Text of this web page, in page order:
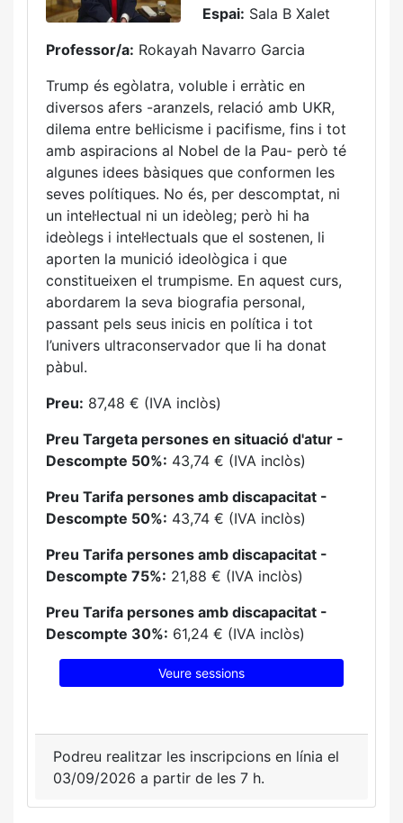
Espai: Sala B Xalet
Professor/a: Rokayah Navarro Garcia
Trump és egòlatra, voluble i erràtic en
diversos afers -aranzels, relació amb UKR,
dilema entre bel·licisme i pacifisme, fins i tot
amb aspiracions al Nobel de la Pau- però té
algunes idees bàsiques que conformen les
seves polítiques. No és, per descomptat, ni
un intel·lectual ni un ideòleg; però hi ha
ideòlegs i intel·lectuals que el sostenen, li
aporten la munició ideològica i que
constitueixen el trumpisme. En aquest curs,
abordarem la seva biografia personal,
passant pels seus inicis en política i tot
l’univers ultraconservador que li ha donat
pàbul.
Preu: 87,48 € (IVA inclòs)
Preu Targeta persones en situació d'atur -
Descompte 50%: 43,74 € (IVA inclòs)
Preu Tarifa persones amb discapacitat -
Descompte 50%: 43,74 € (IVA inclòs)
Preu Tarifa persones amb discapacitat -
Descompte 75%: 21,88 € (IVA inclòs)
Preu Tarifa persones amb discapacitat -
Descompte 30%: 61,24 € (IVA inclòs)
Veure sessions
Podreu realitzar les inscripcions en línia el
03/09/2026 a partir de les 7 h.